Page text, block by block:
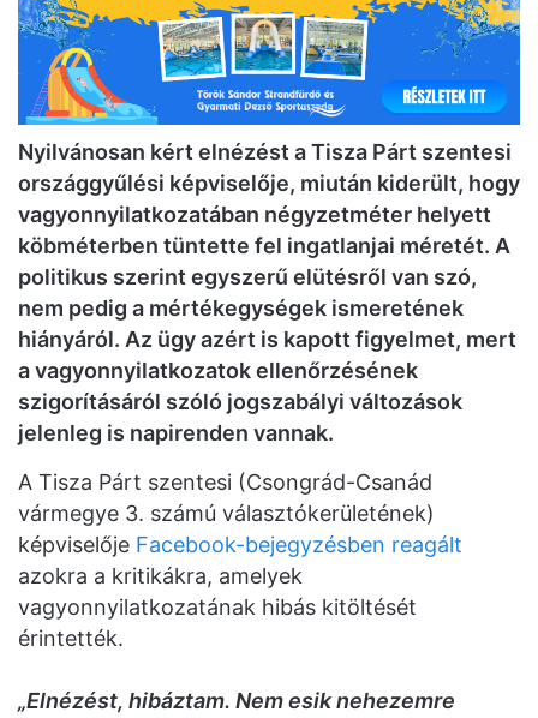
Nyilvánosan kért elnézést a Tisza Párt szentesi
országgyűlési képviselője, miután kiderült, hogy
vagyonnyilatkozatában négyzetméter helyett
köbméterben tüntette fel ingatlanjai méretét. A
politikus szerint egyszerű elütésről van szó,
nem pedig a mértékegységek ismeretének
hiányáról. Az ügy azért is kapott figyelmet, mert
a vagyonnyilatkozatok ellenőrzésének
szigorításáról szóló jogszabályi változások
jelenleg is napirenden vannak.
A Tisza Párt szentesi (Csongrád-Csanád
vármegye 3. számú választókerületének)
képviselője Facebook-bejegyzésben reagált
azokra a kritikákra, amelyek
vagyonnyilatkozatának hibás kitöltését
érintették.
„Elnézést, hibáztam. Nem esik nehezemre